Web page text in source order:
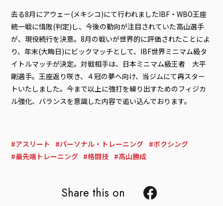
去る8月にアウェー(メキシコ)にて行われましたIBF・WBO王座
統一戦に惜敗(判定)し、今後の動向が注目されていた高山選手
が、現役続行を決意。8月の戦いが世界的に評価されたことによ
り、年末(大晦日)にビックマッチとして、IBF世界ミニマム級タ
イトルマッチが決定。対戦相手は、日本ミニマム級王者 大平
剛選手。王座返り咲き、４冠の夢へ向け、当ジムにて再スター
トいたしました。今まで以上に強打を繰り出すためのフィジカ
ル強化、バランスを意識した内容で追い込んでおります。
アスリート パーソナル・トレーニング
ボクシング
最先端トレーニング
格闘技 高山勝成
Share this on